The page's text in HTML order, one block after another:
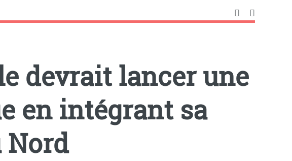
devrait lancer une
en intégrant sa
Nord